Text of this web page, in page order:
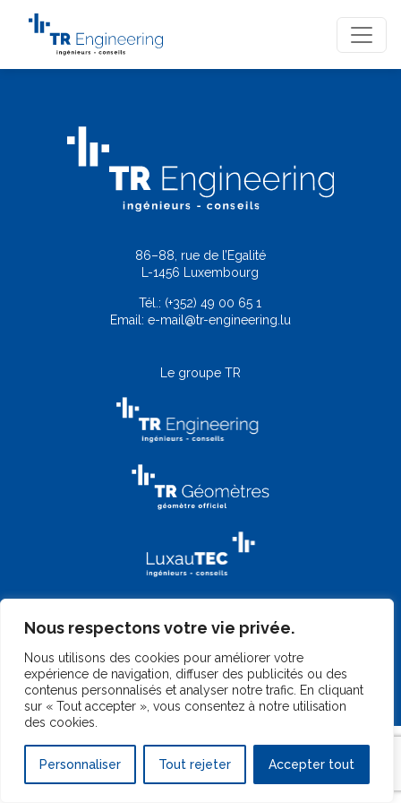
Nous respectons votre vie privée.
Nous utilisons des cookies pour améliorer votre
expérience de navigation, diffuser des publicités ou des
contenus personnalisés et analyser notre trafic. En cliquant
sur « Tout accepter », vous consentez à notre utilisation
des cookies.
Personnaliser Tout rejeter Accepter tout
Le groupe TR
86–88, rue de l’Egalité
L-1456 Luxembourg
Tél.: (+352) 49 00 65 1
Email: e-mail@tr-engineering.lu
©2026 TR-Engineering | Gérer mes cookies | Mentions légales
|
Design byMarc Wilmes Design | Website byTelkea Group